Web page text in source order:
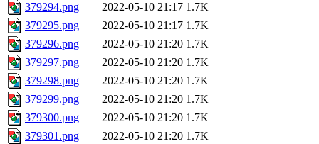
379294.png
2022-05-10 21:17 1.7K
379295.png
2022-05-10 21:17 1.7K
379296.png
2022-05-10 21:20 1.7K
379297.png
2022-05-10 21:20 1.7K
379298.png
2022-05-10 21:20 1.7K
379299.png
2022-05-10 21:20 1.7K
379300.png
2022-05-10 21:20 1.7K
379301.png
2022-05-10 21:20 1.7K